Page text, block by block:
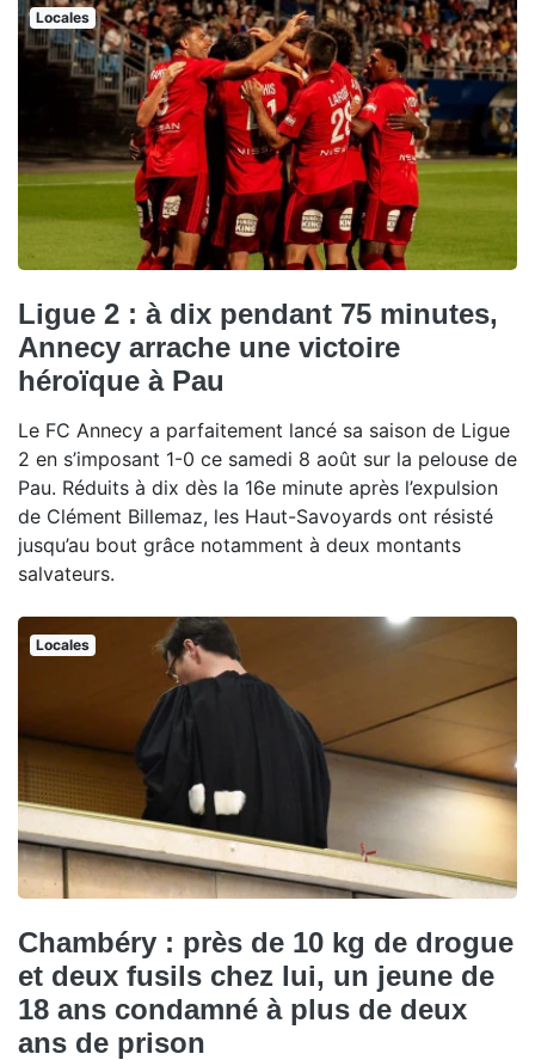
Locales
Ligue 2 : à dix pendant 75 minutes,
Annecy arrache une victoire
héroïque à Pau
Le FC Annecy a parfaitement lancé sa saison de Ligue
2 en s’imposant 1-0 ce samedi 8 août sur la pelouse de
Pau. Réduits à dix dès la 16e minute après l’expulsion
de Clément Billemaz, les Haut-Savoyards ont résisté
jusqu’au bout grâce notamment à deux montants
salvateurs.
Locales
Chambéry : près de 10 kg de drogue
et deux fusils chez lui, un jeune de
18 ans condamné à plus de deux
ans de prison